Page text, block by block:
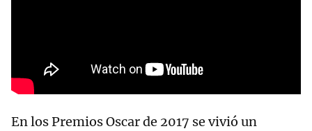
En los Premios Oscar de 2017 se vivió un